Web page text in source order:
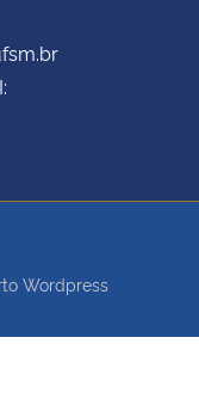
Wordpress